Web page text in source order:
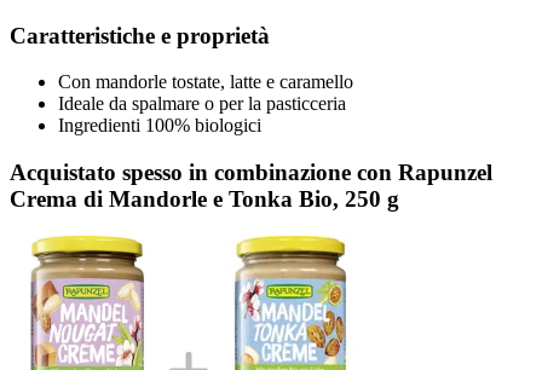
Caratteristiche e proprietà
Con mandorle tostate, latte e caramello
Ideale da spalmare o per la pasticceria
Ingredienti 100% biologici
Acquistato spesso in combinazione con Rapunzel
Crema di Mandorle e Tonka Bio, 250 g